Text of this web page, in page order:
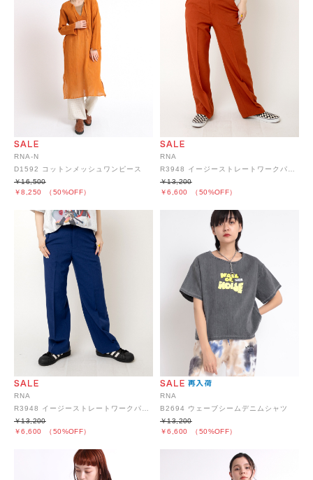
RNA-N
D1592 コットンメッシュワンピース
￥8,250 （50%OFF）
￥16,500
RNA
￥6,600 （50%OFF）
￥13,200
RNA
R3948 イージーストレートワークパンツ
￥6,600 （50%OFF）
￥13,200
RNA
B2694 ウェーブシームデニムシャツ
￥6,600 （50%OFF）
￥13,200